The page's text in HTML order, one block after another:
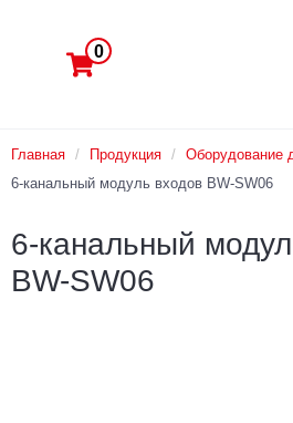
0
Главная / Продукция / Оборудование
6-канальный модуль входов BW-SW06
6-канальный
BW-SW06